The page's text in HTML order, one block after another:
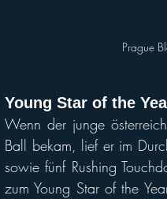
Prague
Young Star of the
Wenn der junge
Ball bekam, lief er im
sowie fünf Rushing
zum Young Star of the